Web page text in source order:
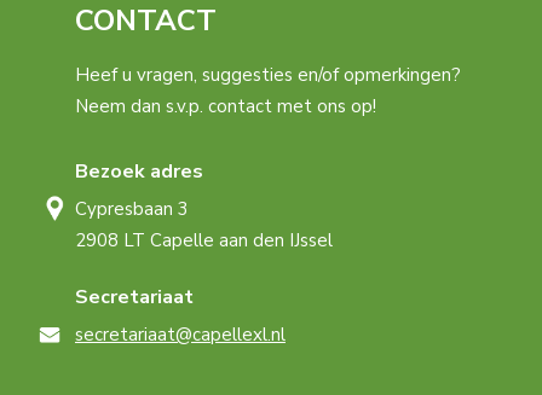
CONTACT
Heef u vragen, suggesties en/of opmerkingen?
Neem dan s.v.p. contact met ons op!
Bezoek adres
Cypresbaan 3
2908 LT Capelle aan den IJssel
Secretariaat
secretariaat@capellexl.nl